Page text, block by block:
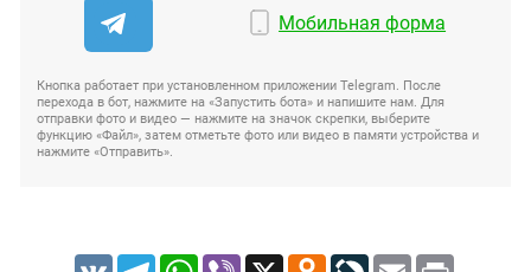
Мобильная форма
Кнопка работает при установленном приложении Telegram. После
перехода в бот, нажмите на «Запустить бота» и напишите нам. Для
отправки фото и видео — нажмите на значок скрепки, выберите
функцию «Файл», затем отметьте фото или видео в памяти устройства и
нажмите «Отправить».
VK TelegramWhatsApp
Viber X Odnoklassniki
LiveJournal
Email Print